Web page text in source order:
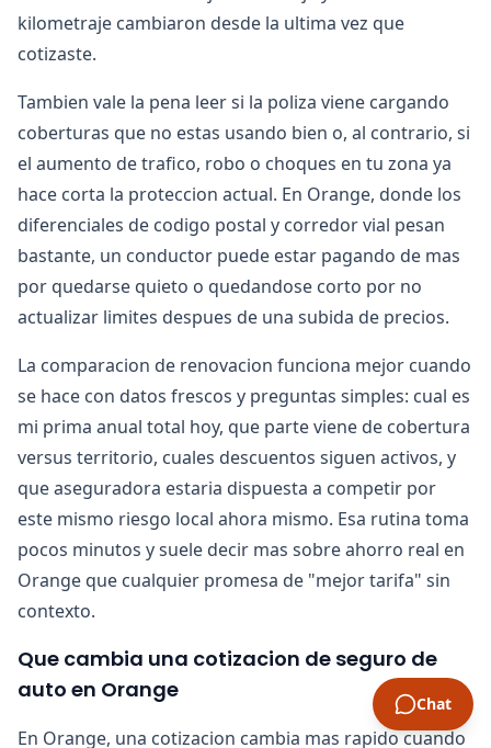
kilometraje cambiaron desde la ultima vez que
cotizaste.
Tambien vale la pena leer si la poliza viene cargando
coberturas que no estas usando bien o, al contrario, si
el aumento de trafico, robo o choques en tu zona ya
hace corta la proteccion actual. En Orange, donde los
diferenciales de codigo postal y corredor vial pesan
bastante, un conductor puede estar pagando de mas
por quedarse quieto o quedandose corto por no
actualizar limites despues de una subida de precios.
La comparacion de renovacion funciona mejor cuando
se hace con datos frescos y preguntas simples: cual es
mi prima anual total hoy, que parte viene de cobertura
versus territorio, cuales descuentos siguen activos, y
que aseguradora estaria dispuesta a competir por
este mismo riesgo local ahora mismo. Esa rutina toma
pocos minutos y suele decir mas sobre ahorro real en
Orange que cualquier promesa de "mejor tarifa" sin
contexto.
Que cambia una cotizacion de seguro de
auto en Orange
En Orange, una cotizacion cambia mas rapido cuando
Chat